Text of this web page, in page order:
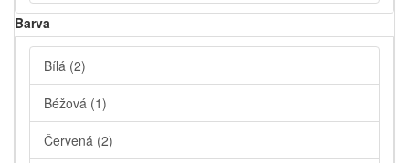
Barva
Bílá (2)
Béžová (1)
Červená (2)